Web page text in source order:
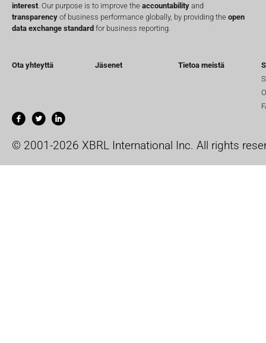
interest . Our purpose is to improve the accountability and
transparency of business performance globally, by providing the open
data exchange standard for business reporting.
Ota yhteyttä Jäsenet Tietoa meistä
© 2001-2026 XBRL International Inc. All rights